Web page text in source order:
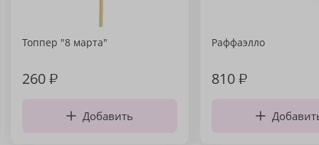
Топпер "8 марта"
260₽
Добавить
Раффаэлло
810₽